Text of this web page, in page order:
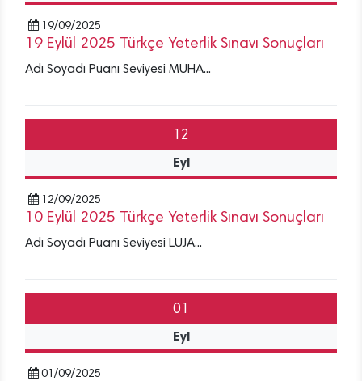
19/09/2025
19 Eylül 2025 Türkçe Yeterlik Sınavı Sonuçları
Adı Soyadı Puanı Seviyesi MUHA...
12
Eyl
12/09/2025
10 Eylül 2025 Türkçe Yeterlik Sınavı Sonuçları
Adı Soyadı Puanı Seviyesi LUJA...
01
Eyl
01/09/2025